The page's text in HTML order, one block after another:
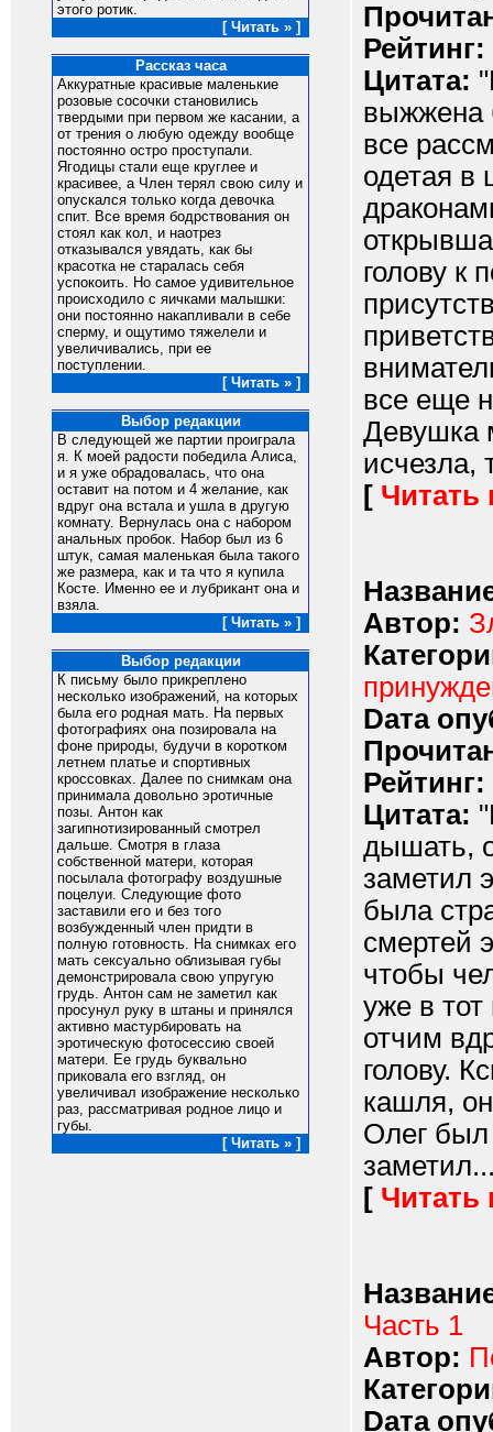
этого ротик.
[ Читать » ]
Рассказ часа
Аккуратные красивые маленькие
розовые сосочки становились
твердыми при первом же касании, а
от трения о любую одежду вообще
постоянно остро проступали.
Ягодицы стали еще круглее и
красивее, а Член терял свою силу и
опускался только когда девочка
спит. Все время бодрствования он
стоял как кол, и наотрез
отказывался увядать, как бы
красотка не старалась себя
успокоить. Но самое удивительное
происходило с яичками малышки:
они постоянно накапливали в себе
сперму, и ощутимо тяжелели и
увеличивались, при ее
поступлении.
[ Читать » ]
Выбор редакции
В следующей же партии проиграла
я. К моей радости победила Алиса,
и я уже обрадовалась, что она
оставит на потом и 4 желание, как
вдруг она встала и ушла в другую
комнату. Вернулась она с набором
анальных пробок. Набор был из 6
штук, самая маленькая была такого
же размера, как и та что я купила
Косте. Именно ее и лубрикант она и
взяла.
[ Читать » ]
Выбор редакции
К письму было прикреплено
несколько изображений, на которых
была его родная мать. На первых
фотографиях она позировала на
фоне природы, будучи в коротком
летнем платье и спортивных
кроссовках. Далее по снимкам она
принимала довольно эротичные
позы. Антон как
загипнотизированный смотрел
дальше. Смотря в глаза
собственной матери, которая
посылала фотографу воздушные
поцелуи. Следующие фото
заставили его и без того
возбужденный член придти в
полную готовность. На снимках его
мать сексуально облизывая губы
демонстрировала свою упругую
грудь. Антон сам не заметил как
просунул руку в штаны и принялся
активно мастурбировать на
эротическую фотосессию своей
матери. Ее грудь буквально
приковала его взгляд, он
увеличивал изображение несколько
раз, рассматривая родное лицо и
губы.
[ Читать » ]
Рейтинг:
Цитата:
выжжена
все
одетая в
голову к
все еще
Девушка
исчезла,
[ Читать
Автор:
Dата
Рейтинг:
Цитата:
дышать,
заметил
была
смертей
чтобы
уже в тот
отчим
голову.
кашля,
Олег был
[ Читать
Часть 1
Автор:
Dата